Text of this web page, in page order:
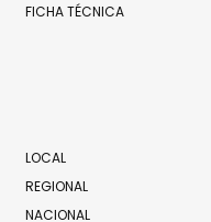
FICHA TÉCNICA
LOCAL
REGIONAL
NACIONAL